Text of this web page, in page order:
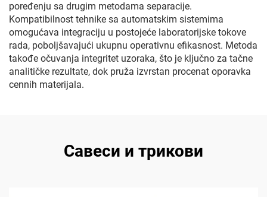
poređenju sa drugim metodama separacije.
Kompatibilnost tehnike sa automatskim sistemima
omogućava integraciju u postojeće laboratorijske tokove
rada, poboljšavajući ukupnu operativnu efikasnost. Metoda
takođe očuvanja integritet uzoraka, što je ključno za tačne
analitičke rezultate, dok pruža izvrstan procenat oporavka
cennih materijala.
Савеси и трикови